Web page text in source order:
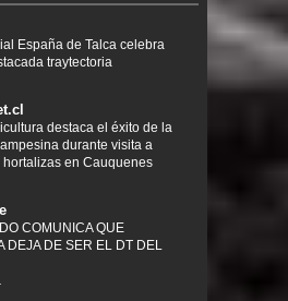
España de Talca celebra
traytectoria
destaca el éxito de la
durante visita a
en Cauquenes
COMUNICA QUE
DEJA DE SER EL DT DEL